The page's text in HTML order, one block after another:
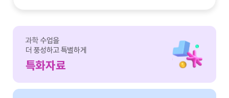
과학 수업을
더 풍성하고 특별하게
특화자료